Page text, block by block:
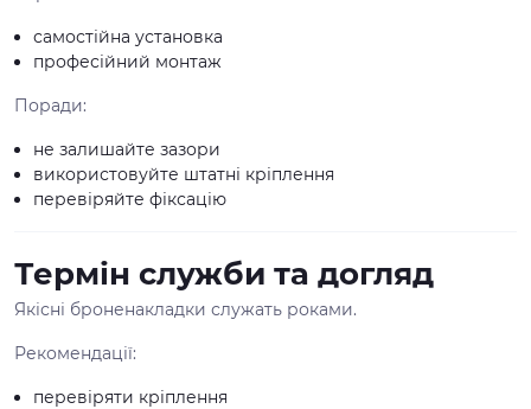
самостійна установка
професійний монтаж
Поради:
не залишайте зазори
використовуйте штатні кріплення
перевіряйте фіксацію
Термін служби та догляд
Якісні броненакладки служать роками.
Рекомендації:
перевіряти кріплення